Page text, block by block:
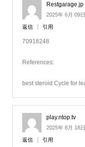
Restgarage.jp
2025年 6月 09日
返信 引用
70918248
References:
best steroid Cycle for
play.ntop.tv
2025年 8月 18日
返信 引用